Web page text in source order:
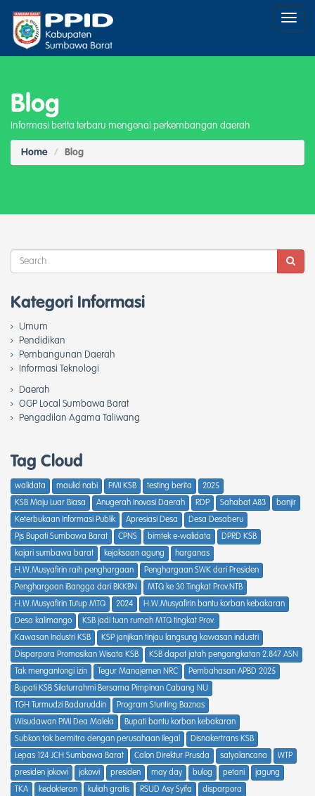
Toggle
Blog
Informasi berita terbaru mengenai perkembangan daerah
Home Blog
Kategori Informasi
Umum
Pendidikan
Pembangunan Daerah
Informasi Teknologi
Daerah
OGP Local Sumbawa Barat
Pengadilan Agama Taliwang
Tag Cloud
walidata maulid nabi PMI KSB testing berita
2025
KSB Maju Luar Biasa
Anugerah Inovasi Daerah RDP Sahabat A83
banjir
Keterbukaan Informasi Publik
Apresiasi Desa
Desa Desaberu
Pjs Bupati Sumbawa Barat
CPNS bimtek e-walidata
DPRD KSB
kajari sumbawa barat
kejaksaan agung
harganas
H.W.Musyafirin raih penghargaan
Penghargaan SWK dari Presiden
Penghargaan iBangga dari BKKBN
MTQ ke 30 Tingkat Prov.NTB
H.W.Musyafirin Tutup MTQ
2024
H.W.Musyafirin bantu korban kebakaran
Desa kalimango
KSB jadi tuan rumah MTQ tingkat Prov.
Kawasan Industri KSB
KSP janjikan tinjau langsung kawasan industri
Disparpora Promosikan Wisata KSB
KSB dapat jatah pengangkatan 2.847 ASN
Tak mengantongi izin
Tegur Manajemen NRC
Pembahasan APBD 2025
Bupati KSB Silaturrahmi Bersama Pimpinan Cabang NU
TGH Turmudzi Badaruddin
Program Stunting Baznas
Wisudawan PMI Dea Malela
Bupati bantu korban kebakaran
Subkon tak bermitra dengan perusahaan Ilegal
Disnakertrans KSB
Lepas 124 JCH Sumbawa Barat
Calon Direktur Prusda satyalancana
WTP
presiden jokowi
jokowi presiden may day bulog petani
jagung
TKA
kedokteran kuliah gratis RSUD Asy Syifa
disparpora